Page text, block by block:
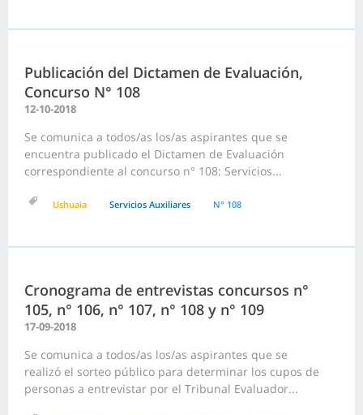
Publicación del Dictamen de Evaluación,
Concurso N° 108
12-10-2018
Se comunica a todos/as los/as aspirantes que se
encuentra publicado el Dictamen de Evaluación
correspondiente al concurso n° 108: Servicios...
Ushuaia Servicios Auxiliares N° 108
Cronograma de entrevistas concursos n°
105, n° 106, n° 107, n° 108 y n° 109
17-09-2018
Se comunica a todos/as los/as aspirantes que se
realizó el sorteo público para determinar los cupos de
personas a entrevistar por el Tribunal Evaluador...